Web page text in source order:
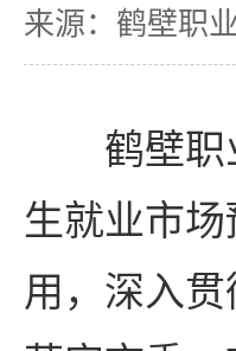
来源：鹤壁职
鹤壁
生就业市
用，深入